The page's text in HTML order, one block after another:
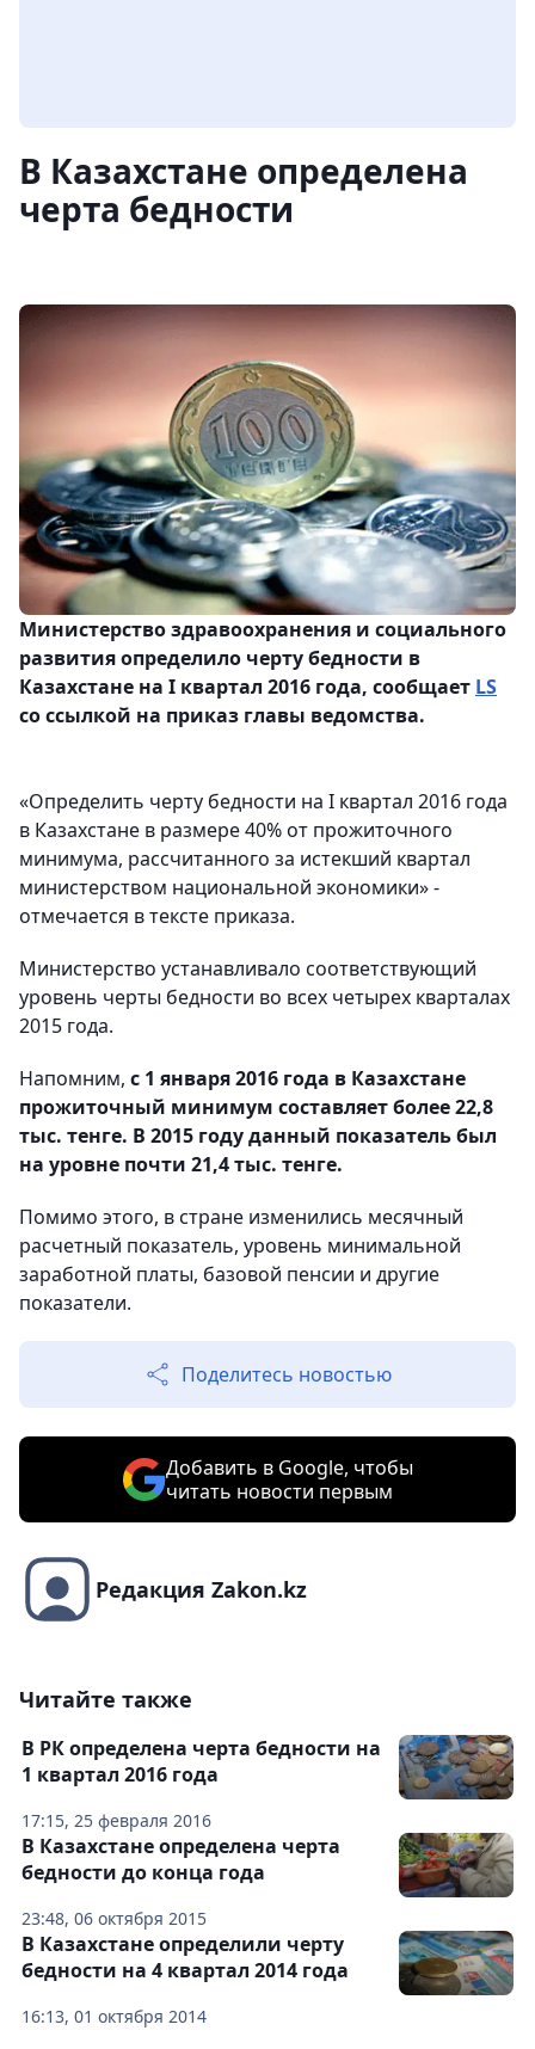
В Казахстане определена
черта бедности
Министерство здравоохранения и социального
развития определило черту бедности в
Казахстане на I квартал 2016 года, сообщает LS
со ссылкой на приказ главы ведомства.
«Определить черту бедности на I квартал 2016 года
в Казахстане в размере 40% от прожиточного
минимума, рассчитанного за истекший квартал
министерством национальной экономики» -
отмечается в тексте приказа.
Министерство устанавливало соответствующий
уровень черты бедности во всех четырех кварталах
2015 года.
Напомним, с 1 января 2016 года в Казахстане
прожиточный минимум составляет более 22,8
тыс. тенге. В 2015 году данный показатель был
на уровне почти 21,4 тыс. тенге.
Помимо этого, в стране изменились месячный
расчетный показатель, уровень минимальной
заработной платы, базовой пенсии и другие
показатели.
Поделитесь новостью
Добавить в Google, чтобы
читать новости первым
Редакция Zakon.kz
Читайте также
17:15, 25 февраля 2016
В РК определена черта бедности на
1 квартал 2016 года
23:48, 06 октября 2015
В Казахстане определена черта
бедности до конца года
16:13, 01 октября 2014
В Казахстане определили черту
бедности на 4 квартал 2014 года